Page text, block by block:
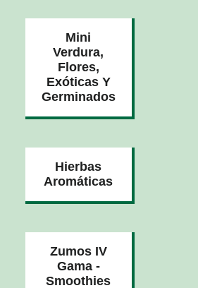
Mini
Verdura,
Flores,
Exóticas Y
Germinados
Hierbas
Aromáticas
Zumos IV
Gama -
Smoothies